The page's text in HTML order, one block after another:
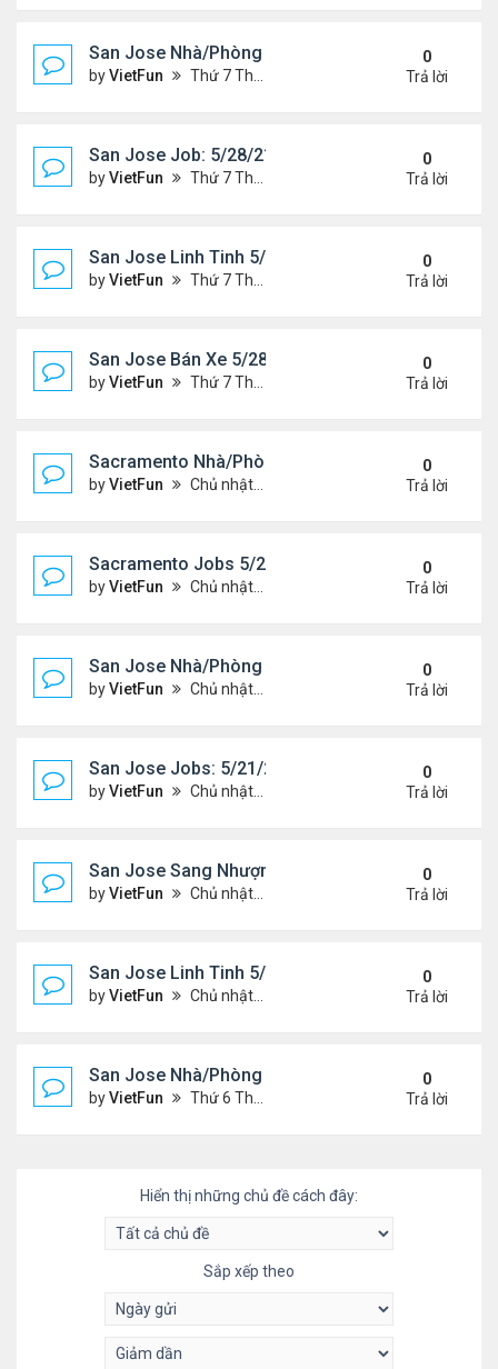
San Jose Nhà/Phòng 5/28/21-6/4/21
byVietFun Thứ 7 Tháng 5 29, 2021 10:14 am
0
Trả lời
San Jose Job: 5/28/21- 6/4/2021
byVietFun Thứ 7 Tháng 5 29, 2021 10:13 am
0
Trả lời
San Jose Linh Tinh 5/28/21 - 6/4/21
byVietFun Thứ 7 Tháng 5 29, 2021 9:52 am
0
Trả lời
San Jose Bán Xe 5/28/21 - 6/4/21
byVietFun Thứ 7 Tháng 5 29, 2021 9:51 am
0
Trả lời
Sacramento Nhà/Phòng 5/21/21- 5/28/21
byVietFun Chủ nhật Tháng 5 23, 2021 2:21 pm
0
Trả lời
Sacramento Jobs 5/21/21- 5/28/21
byVietFun Chủ nhật Tháng 5 23, 2021 2:19 pm
0
Trả lời
San Jose Nhà/Phòng 5/21/21-5/28/21
byVietFun Chủ nhật Tháng 5 23, 2021 2:14 pm
0
Trả lời
San Jose Jobs: 5/21/21- 5/25/2021
byVietFun Chủ nhật Tháng 5 23, 2021 2:12 pm
0
Trả lời
San Jose Sang Nhượng 5/21/21-5/28/21
byVietFun Chủ nhật Tháng 5 23, 2021 2:10 pm
0
Trả lời
San Jose Linh Tinh 5/21/21 - 5/28/21
byVietFun Chủ nhật Tháng 5 23, 2021 2:09 pm
0
Trả lời
San Jose Nhà/Phòng 5/14/21-5/21/21
byVietFun Thứ 6 Tháng 5 14, 2021 12:17 pm
0
Trả lời
Hiển thị những chủ đề cách đây:
Sắp xếp theo